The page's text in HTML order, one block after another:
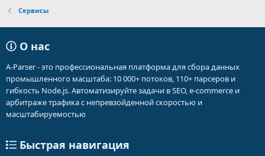
Сервисы
О нас
A-Parser - это профессиональная платформа для сбора данных
промышленного масштаба: 10 000+ потоков, 110+ парсеров и
гибкость Node.js. Автоматизируйте задачи в SEO, e-commerce и
арбитраже трафика с непревзойденной скоростью и
масштабируемостью
Быстрая навигация